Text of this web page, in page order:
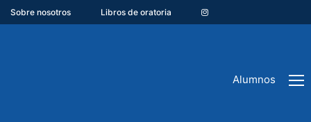
Sobre nosotros Libros de oratoria
Alumnos